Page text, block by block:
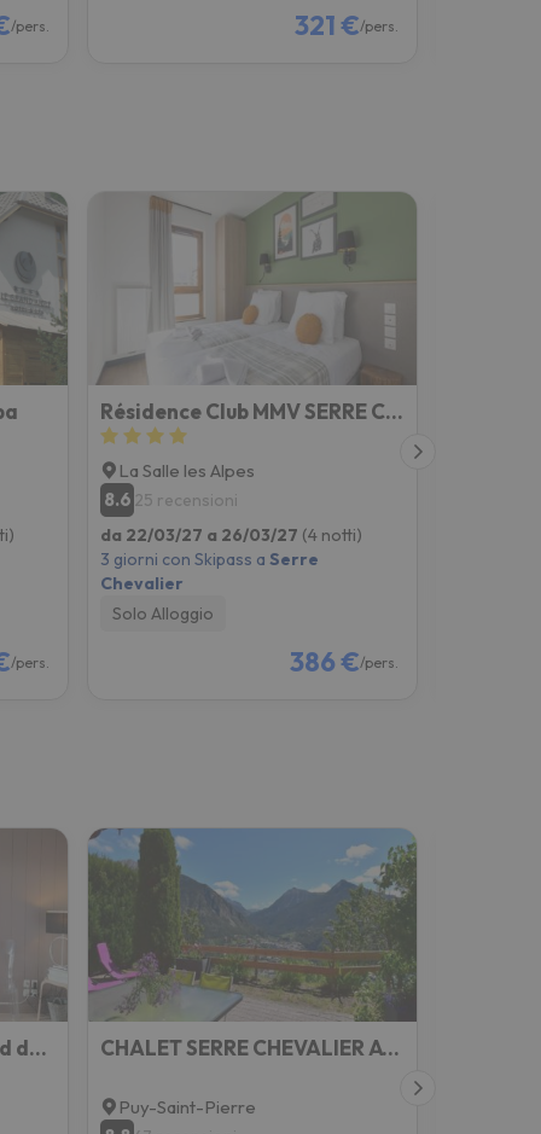
/pers. 321 €/pers.
/pers.
Résidence Club MMV SERRE CHEVALIER Le Serra Neva
La Salle les Alpes
8.6 25 recensioni
da 22/03/27 a 26/03/27 (4 notti)
3 giorni con Skipass aSerre
Chevalier
Solo Alloggio
386 €/pers.
Très bel appartement pied de pistes 6 pers Serre Chevalier Chantemerle CHALET SERRE CHEVALIER AVEC VUE EXCEPTIONNELLE
Puy-Saint-Pierre